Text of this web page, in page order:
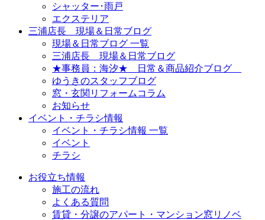
シャッター･雨戸
エクステリア
三浦店長 現場＆日常ブログ
現場＆日常ブログ 一覧
三浦店長 現場＆日常ブログ
★事務員：海汐★ 日常＆商品紹介ブログ
ゆうきのスタッフブログ
窓・玄関リフォームコラム
お知らせ
イベント・チラシ情報
イベント・チラシ情報 一覧
イベント
チラシ
お役立ち情報
施工の流れ
よくある質問
賃貸・分譲のアパート・マンション窓リノベ